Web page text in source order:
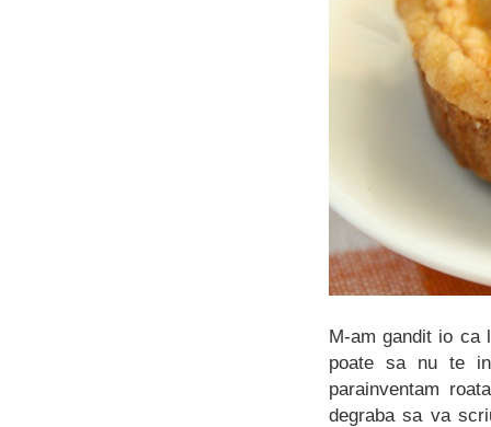
M-am gandit io
poate sa nu te
parainventam
degraba sa va